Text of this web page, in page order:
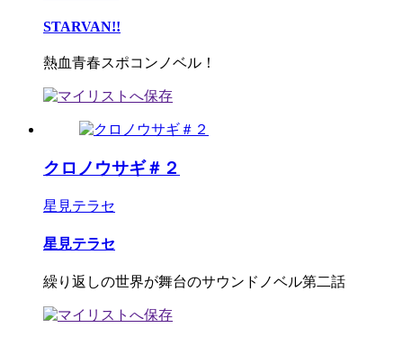
STARVAN!!
熱血青春スポコンノベル！
クロノウサギ＃２
星見テラセ
星見テラセ
繰り返しの世界が舞台のサウンドノベル第二話